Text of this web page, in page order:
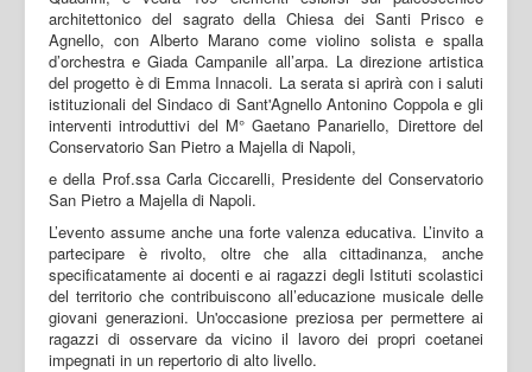
architettonico del sagrato della Chiesa dei Santi Prisco e
Agnello, con Alberto Marano come violino solista e spalla
d’orchestra e Giada Campanile all’arpa. La direzione artistica
del progetto è di Emma Innacoli. La serata si aprirà con i saluti
istituzionali del Sindaco di Sant'Agnello Antonino Coppola e gli
interventi introduttivi del M° Gaetano Panariello, Direttore del
Conservatorio San Pietro a Majella di Napoli,
e della Prof.ssa Carla Ciccarelli, Presidente del Conservatorio
San Pietro a Majella di Napoli.
L’evento assume anche una forte valenza educativa. L’invito a
partecipare è rivolto, oltre che alla cittadinanza, anche
specificatamente ai docenti e ai ragazzi degli Istituti scolastici
del territorio che contribuiscono all’educazione musicale delle
giovani generazioni. Un'occasione preziosa per permettere ai
ragazzi di osservare da vicino il lavoro dei propri coetanei
impegnati in un repertorio di alto livello.